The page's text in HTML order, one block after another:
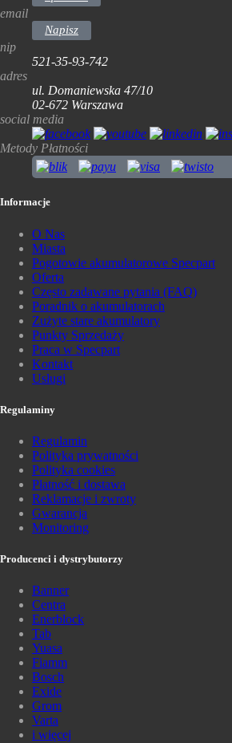
email
Napisz
nip
521-35-93-742
adres
ul. Domaniewska 47/10
02-672 Warszawa
social media
Metody Płatności
Informacje
O Nas
Miasta
Pogotowie akumulatorowe Specpart
Oferta
Często zadawane pytania (FAQ)
Poradnik o akumulatorach
Zużyte stare akumulatory
Punkty Sprzedaży
Praca w Specpart
Kontakt
Usługi
Regulaminy
Regulamin
Polityka prywatności
Polityka cookies
Płatność i dostawa
Reklamacje i zwroty
Gwarancja
Monitoring
Producenci i dystrybutorzy
Banner
Centra
Enerblock
Tab
Yuasa
Fiamm
Bosch
Exide
Grom
Varta
i więcej